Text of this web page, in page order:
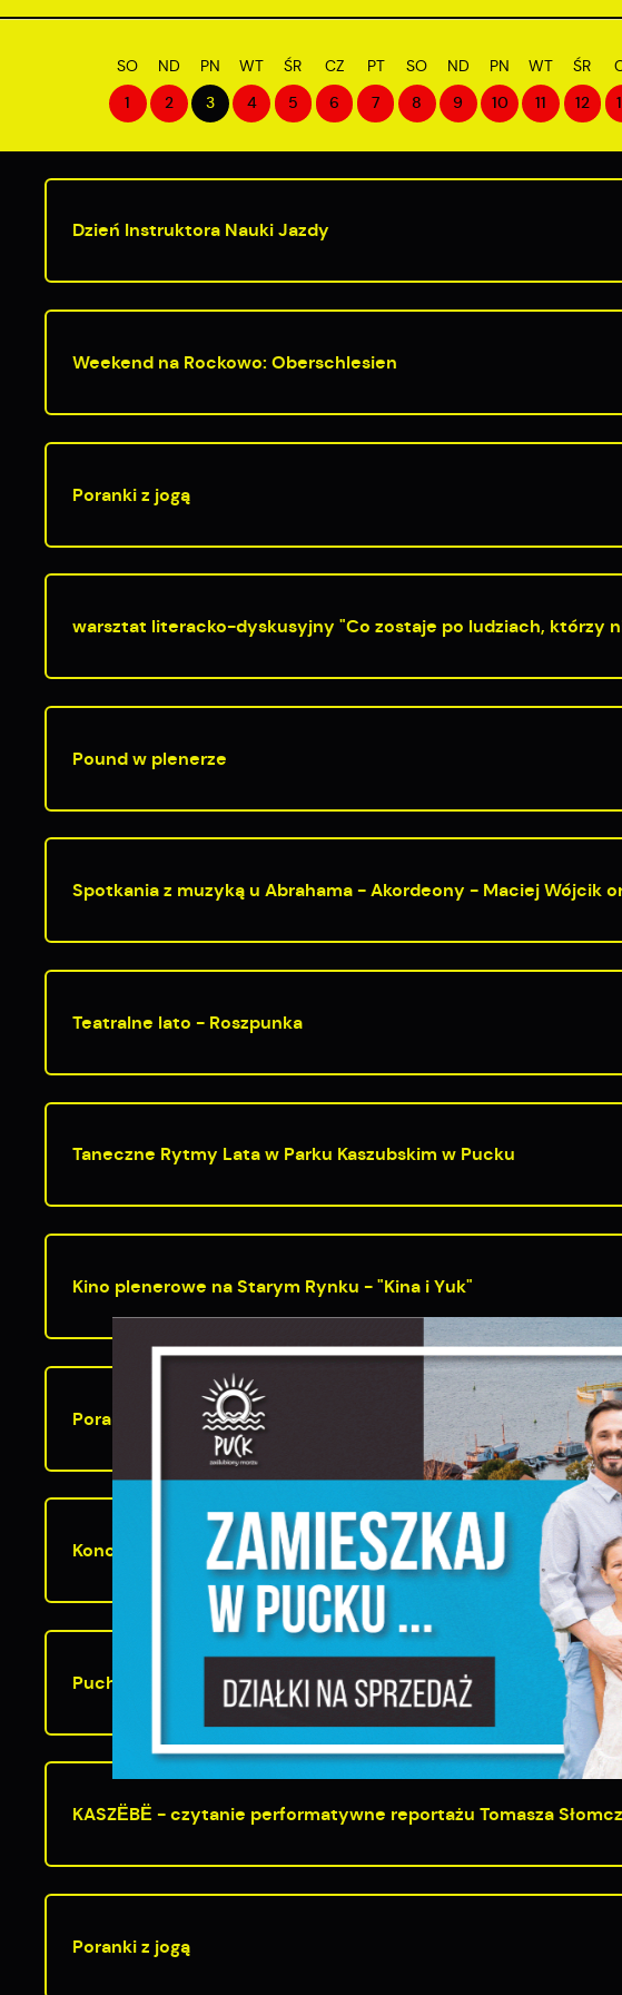
SO
1
ND
2
PN
3
WT
4
ŚR
5
CZ
6
PT
7
SO
8
ND
9
PN
10
WT
11
ŚR
12
Dzień Instruktora Nauki Jazdy
Weekend na Rockowo: Oberschlesien
Poranki z jogą
warsztat literacko-dyskusyjny "Co zostaje po ludziach, którzy
Pound w plenerze
Spotkania z muzyką u Abrahama - Akordeony - Maciej Wójcik
Teatralne lato - Roszpunka
Taneczne Rytmy Lata w Parku Kaszubskim w Pucku
Kino plenerowe na Starym Rynku - "Kina i Yuk"
Poranki z jogą
Koncert Puckiej Orkiestry Dętej na Zielonym Mostku
Puchar Burmistrza Miasta Puck w szachach
KASZËBË - czytanie performatywne reportażu Tomasza
Poranki z jogą
Szanujemy Twoją
je wszystkie. W
Niezbędne
Niezbędne pliki
umożliwiają Ci
Pliki cookies
dostosowania
formularzy. Dzięki
Funkcjonalne i
Tego typu pliki
wprowadzonych
funkcjonalności czy
Dzięki tym plikom
preferencji.
Analityczne
Analityczne pliki
Cookies analityczne